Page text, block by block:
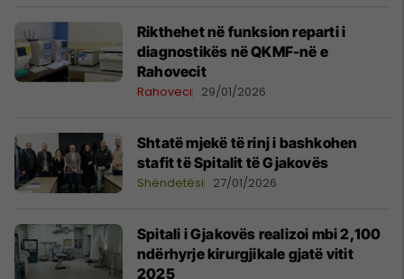
Rikthehet në funksion reparti i
diagnostikës në QKMF-në e
Rahovecit
Rahoveci 29/01/2026
Shtatë mjekë të rinj i bashkohen
stafit të Spitalit të Gjakovës
Shëndetësi 27/01/2026
Spitali i Gjakovës realizoi mbi 2,100
ndërhyrje kirurgjikale gjatë vitit
2025